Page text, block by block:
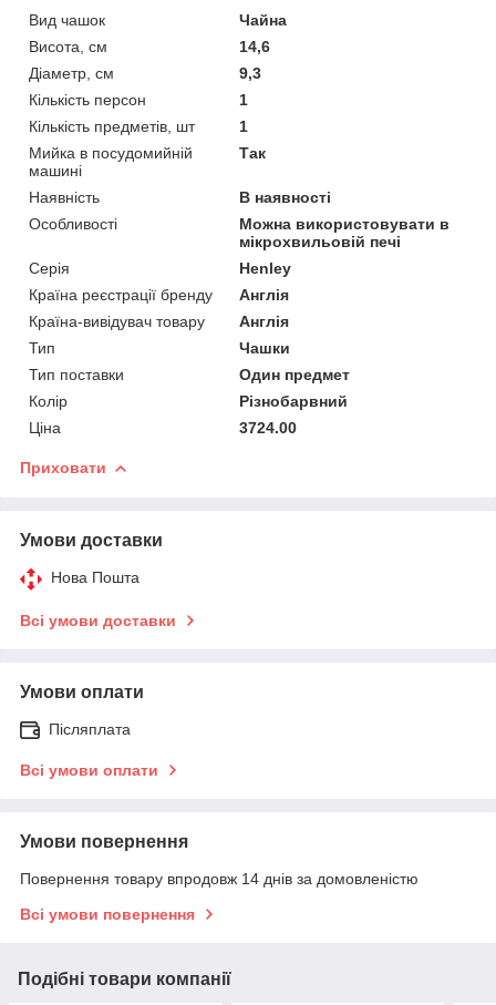
Вид чашок
Чайна
Висота, см
14,6
Діаметр, см
9,3
Кількість персон
1
Кількість предметів, шт
1
Мийка в посудомийній
машині
Так
Наявність
В наявності
Особливості
Можна використовувати в
мікрохвильовій печі
Серія
Henley
Країна реєстрації бренду
Англія
Країна-вивідувач товару
Англія
Тип
Чашки
Тип поставки
Один предмет
Колір
Різнобарвний
Ціна
3724.00
Приховати
Умови доставки
Нова Пошта
Всі умови доставки
Умови оплати
Післяплата
Всі умови оплати
Умови повернення
Повернення товару впродовж 14 днів за домовленістю
Всі умови повернення
Подібні товари компанії